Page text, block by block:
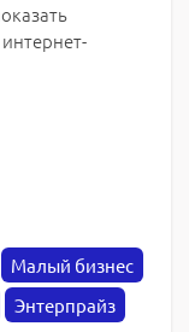
Малый бизнес
Энтерпрайз